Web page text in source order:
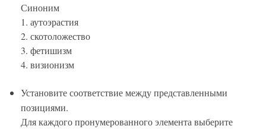
Синоним
1. аутоэрастия
2. скотоложество
3. фетишизм
4. визионизм
Установите соответствие между представленными
позициями.
Для каждого пронумерованного элемента выберите